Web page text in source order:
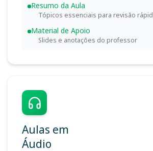
Resumo da Aula
Tópicos essenciais para revisão
Material de Apoio
Slides e anotações do professor
Aulas em
Áudio